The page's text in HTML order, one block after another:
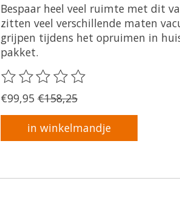
Bespaar heel veel ruimte met dit
zitten veel verschillende maten
grijpen tijdens het opruimen in
pakket.
De beoordeling van dit product is
€99,95 €158,25
in winkelmandje